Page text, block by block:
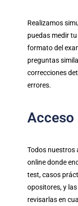
Realizamos
puedas medir
formato del
preguntas
correcciones
errores.
Acceso
Todos nuestros
online donde
test, casos
opositores, y
revisarlas en